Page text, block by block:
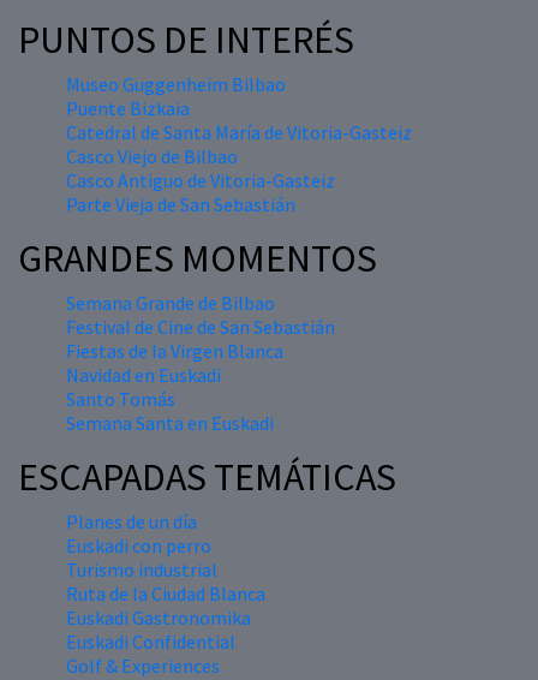
PUNTOS DE INTERÉS
Museo Guggenheim Bilbao
Puente Bizkaia
Catedral de Santa María de Vitoria-Gasteiz
Casco Viejo de Bilbao
Casco Antiguo de Vitoria-Gasteiz
Parte Vieja de San Sebastián
GRANDES MOMENTOS
Semana Grande de Bilbao
Festival de Cine de San Sebastián
Fiestas de la Virgen Blanca
Navidad en Euskadi
Santo Tomás
Semana Santa en Euskadi
ESCAPADAS TEMÁTICAS
Planes de un día
Euskadi con perro
Turismo industrial
Ruta de la Ciudad Blanca
Euskadi Gastronomika
Euskadi Confidential
Golf & Experiences